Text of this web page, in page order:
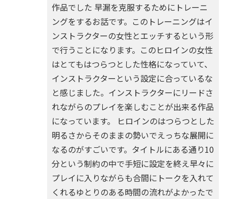
作品でした 早漏を克服するためにトレーニ
ングをするお話です。このトレーニングはイ
ンストラクターの女性とエッチするという形
で行うことになります。このヒロインの女性
はとてもはつらつとした性格になっていて、
インストラクターという設定に合っているな
と感じました。インストラクターにリードさ
れながらのプレイを楽しむことが出来る作品
になっています。 ヒロインのはつらつとした
明るさからそのままの勢いでえっちな展開に
なるのがすごいです。タイトルにある通り10
分という制約の中で手短に設定を終え早々に
プレイに入りながらも合間にトークを入れて
くれるゆとりのある時間の流れがよかったで